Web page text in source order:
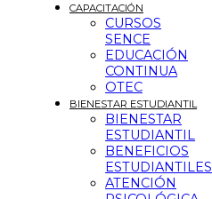
CAPACITACIÓN
CURSOS
SENCE
EDUCACIÓN
CONTINUA
OTEC
BIENESTAR ESTUDIANTIL
BIENESTAR
ESTUDIANTIL
BENEFICIOS
ESTUDIANTILES
ATENCIÓN